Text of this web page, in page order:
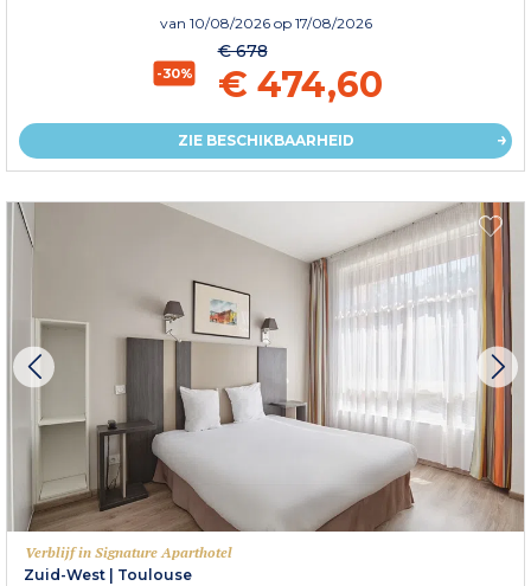
van 10/08/2026 op 17/08/2026
-30%
€ 678
€ 474,60
ZIE BESCHIKBAARHEID
Verblijf in Signature Aparthotel
Zuid-West
Toulouse